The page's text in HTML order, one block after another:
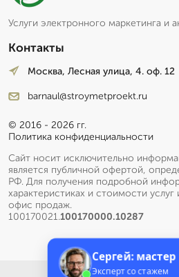
Услуги электронного маркетинга и
Контакты
Москва, Лесная улица, 4. оф. 12
barnaul@stroymetproekt.ru
© 2016 - 2026 гг.
Политика конфиденциальности
Сайт носит исключительно
является публичной офертой,
РФ. Для получения подробной
характеристиках и стоимости
офис продаж.
100170021.100170000.10287
Сергей: мастер
Эксперт со стажем